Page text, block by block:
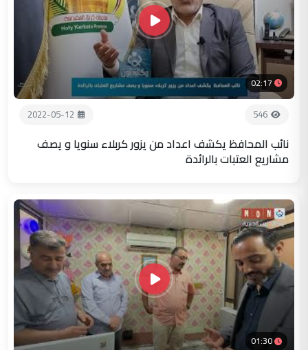
02:17
546
2022-05-12
نائب المحافظ يكشف اعداد من يزور كربلاء سنويا و يصف
مشاريع العتبات بالرائدة
01:30